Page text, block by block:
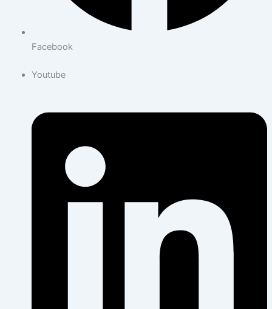
Facebook
Youtube